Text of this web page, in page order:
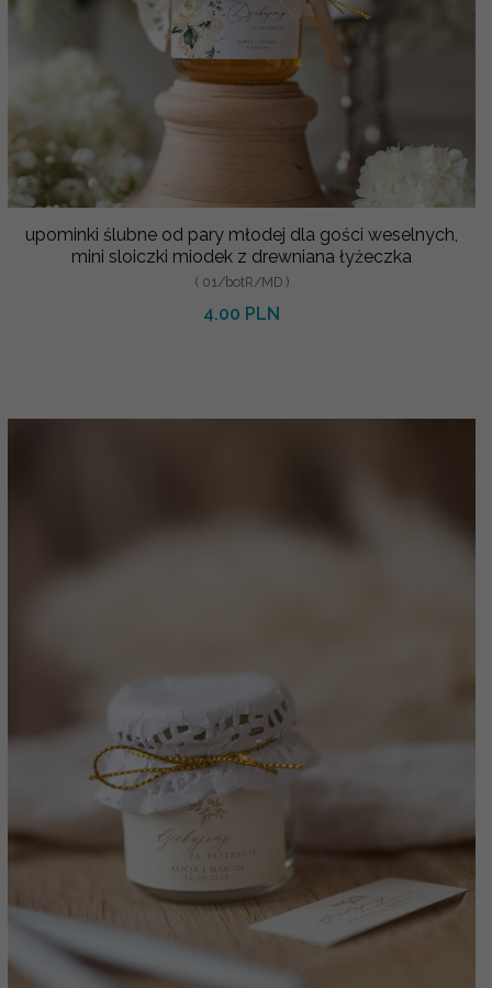
upominki ślubne od pary młodej dla gości weselnych,
mini sloiczki miodek z drewniana łyżeczka
( 01/botR/MD )
4.00 PLN